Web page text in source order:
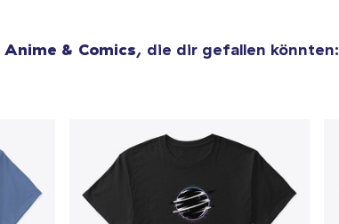
Anime & Comics, die dir gefallen könnten: